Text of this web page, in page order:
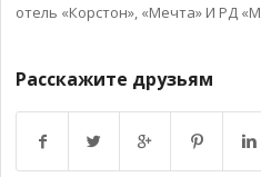
отель «Корстон», «Мечта» И РД
Расскажите друзьям
Возврат к списку